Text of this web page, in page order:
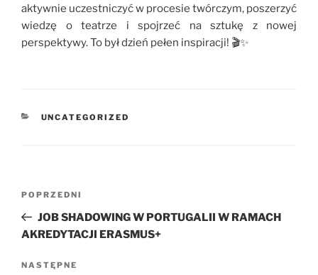
aktywnie uczestniczyć w procesie twórczym, poszerzyć
wiedzę o teatrze i spojrzeć na sztukę z nowej
perspektywy. To był dzień pełen inspiracji! 🎬✨
KATEGORIE
UNCATEGORIZED
Poprzedni
wpis
POPRZEDNI
JOB SHADOWING W PORTUGALII W RAMACH
AKREDYTACJI ERASMUS+
Następny
NASTĘPNE